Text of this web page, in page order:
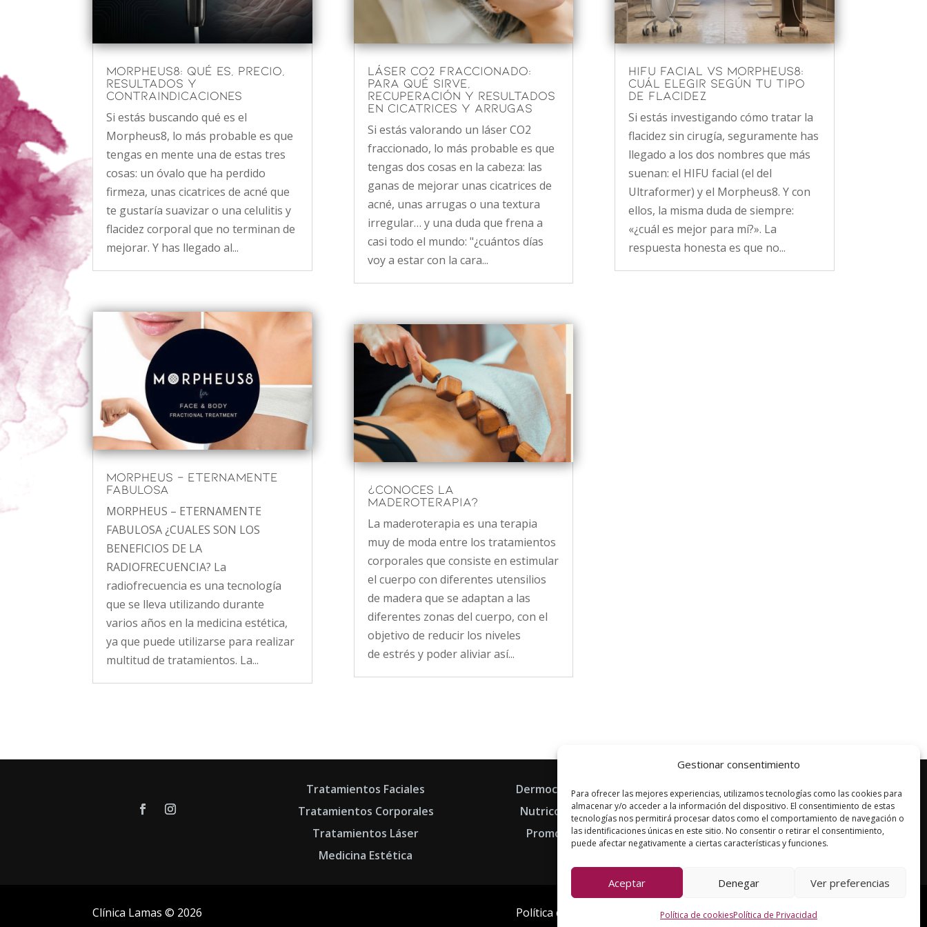
Gestionar consentimiento
Para ofrecer las mejores experiencias, utilizamos tecnologías como las cookies para
almacenar y/o acceder a la información del dispositivo. El consentimiento de estas
tecnologías nos permitirá procesar datos como el comportamiento de navegación o
las identificaciones únicas en este sitio. No consentir o retirar el consentimiento,
puede afectar negativamente a ciertas características y funciones.
Aceptar Denegar Ver preferencias
Política de cookiesPolítica de Privacidad
Morpheus8: qué es, precio,
resultados y
contraindicaciones
Si estás buscando qué es el
Morpheus8, lo más probable es que
tengas en mente una de estas tres
cosas: un óvalo que ha perdido
firmeza, unas cicatrices de acné que
te gustaría suavizar o una celulitis y
flacidez corporal que no terminan de
mejorar. Y has llegado al...
MORPHEUS – ETERNAMENTE
FABULOSA
MORPHEUS – ETERNAMENTE
FABULOSA ¿CUALES SON LOS
BENEFICIOS DE LA
RADIOFRECUENCIA? La
radiofrecuencia es una tecnología
que se lleva utilizando durante
varios años en la medicina estética,
ya que puede utilizarse para realizar
multitud de tratamientos. La...
Láser CO2 fraccionado:
para qué sirve,
recuperación y resultados
en cicatrices y arrugas
Si estás valorando un láser CO2
fraccionado, lo más probable es que
tengas dos cosas en la cabeza: las
ganas de mejorar unas cicatrices de
acné, unas arrugas o una textura
irregular… y una duda que frena a
casi todo el mundo: "¿cuántos días
voy a estar con la cara...
¿Conoces la
maderoterapia?
La maderoterapia es una terapia
muy de moda entre los tratamientos
corporales que consiste en estimular
el cuerpo con diferentes utensilios
de madera que se adaptan a las
diferentes zonas del cuerpo, con el
objetivo de reducir los niveles
de estrés y poder aliviar así...
HIFU facial vs Morpheus8:
cuál elegir según tu tipo
de flacidez
Si estás investigando cómo tratar la
flacidez sin cirugía, seguramente has
llegado a los dos nombres que más
suenan: el HIFU facial (el del
Ultraformer) y el Morpheus8. Y con
ellos, la misma duda de siempre:
«¿cuál es mejor para mí?». La
respuesta honesta es que no...
Tratamientos Faciales
Tratamientos Corporales
Tratamientos Láser
Medicina Estética
Dermocosmética
Nutricosmética
Promociones
Pide ya tu cita
Clínica Lamas© 2026 Política de Cookies Política de Privacidad–Aviso Legal